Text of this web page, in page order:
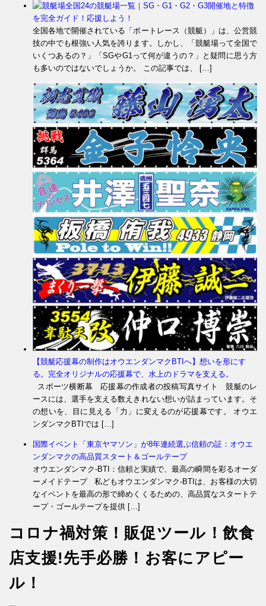
全国24の競艇場一覧｜SG・G1・G2・G3開催地と特徴
を完全ガイド！応援しよう！
全国各地で開催されている「ボートレース（競艇）」は、公営競
技の中でも根強い人気を誇ります。しかし、「競艇場って全国で
いくつあるの？」「SGやG1って何が違うの？」と疑問に思う方
も多いのではないでしょうか。 この記事では、 […]
【競艇応援幕の制作はオウエンダンマクBTIへ】想いを形にす
る。完全オリジナルの応援幕で、水上のドラマを支える。
スポーツ横断幕 応援幕の作成者の投稿写真サイト 競艇のレ
ースには、選手を支える数えきれない想いが詰まっています。そ
の想いを、目に見える「力」に変えるのが応援幕です。 オウエ
ンダンマクBTIでは […]
国際イベント「東京ヤマソン」が8年連続選ぶ信頼の証：オウエ
ンダンマクの高品質スタート＆ゴールテープ
オウエンダンマク-BTI：信頼と実績で、最高の瞬間を彩るオーダ
ーメイドテープ 私どもオウエンダンマク-BTIは、お客様の大切
なイベントを最高の形で締めくくるための、高品質なスタートテ
ープ・ゴールテープを提供 […]
コロナ禍対策！販促ツール！飲食
店支援!先手必勝！お客にアピー
ル！